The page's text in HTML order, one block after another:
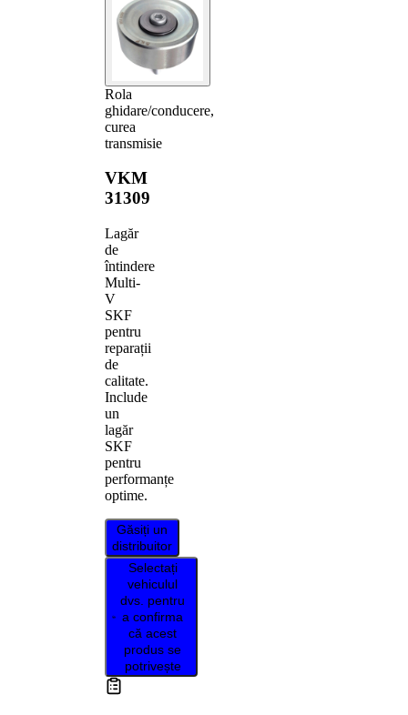
Rola
ghidare/conducere,
curea
transmisie
VKM
31309
Lagăr
de
întindere
Multi-
V
SKF
pentru
reparații
de
calitate.
Include
un
lagăr
SKF
pentru
performanțe
optime.
Găsiți un
distribuitor
Selectați
vehiculul
dvs. pentru
a confirma
că acest
produs se
potrivește